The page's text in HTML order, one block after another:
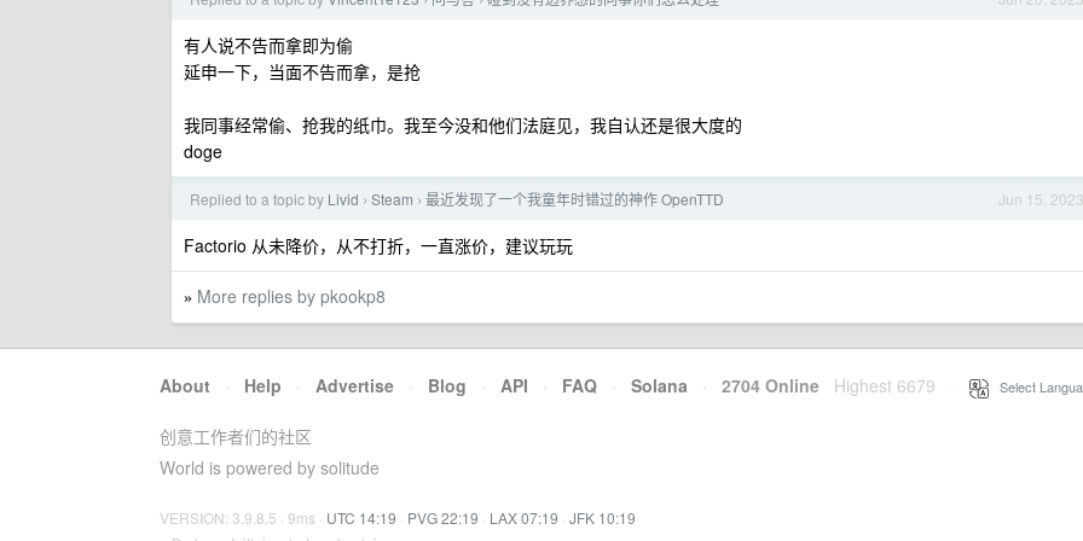
有人说不告而拿即为偷
延申一下，当面不告而拿，是抢
我同事经常偷、抢我的纸巾。我至今没和他们法庭见，我自认还是很大度的
doge
Jun 15, 2023
Replied to a topic by Livid › Steam › 最近发现了一个我童年时错过的神作 OpenTTD
Factorio 从未降价，从不打折，一直涨价，建议玩玩
» More replies by pkookp8
About · Help · Advertise · Blog · API · FAQ · Solana · 2704 Online Highest 6679 Select
创意工作者们的社区
World is powered by solitude
VERSION: 3.9.8.5 · 9ms · UTC 14:19 · PVG 22:19 · LAX 07:19 · JFK 10:19